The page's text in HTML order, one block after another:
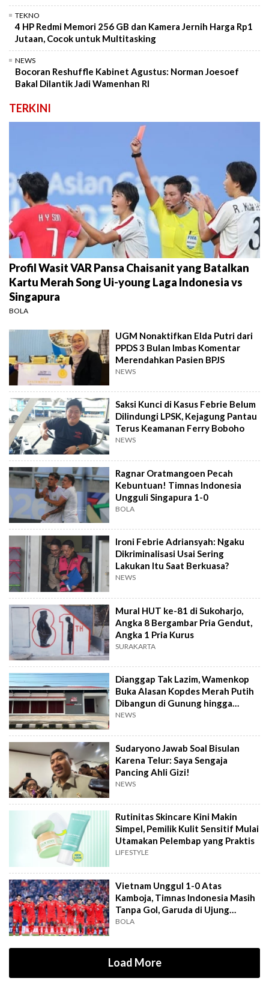
TEKNO
4 HP Redmi Memori 256 GB dan Kamera Jernih Harga Rp1
Jutaan, Cocok untuk Multitasking
NEWS
Bocoran Reshuffle Kabinet Agustus: Norman Joesoef
Bakal Dilantik Jadi Wamenhan RI
TERKINI
Profil Wasit VAR Pansa Chaisanit yang Batalkan
Kartu Merah Song Ui-young Laga Indonesia vs
Singapura
BOLA
UGM Nonaktifkan Elda Putri dari
PPDS 3 Bulan Imbas Komentar
Merendahkan Pasien BPJS
NEWS
Saksi Kunci di Kasus Febrie Belum
Dilindungi LPSK, Kejagung Pantau
Terus Keamanan Ferry Boboho
NEWS
Ragnar Oratmangoen Pecah
Kebuntuan! Timnas Indonesia
Ungguli Singapura 1-0
BOLA
Ironi Febrie Adriansyah: Ngaku
Dikriminalisasi Usai Sering
Lakukan Itu Saat Berkuasa?
NEWS
Mural HUT ke-81 di Sukoharjo,
Angka 8 Bergambar Pria Gendut,
Angka 1 Pria Kurus
SURAKARTA
Dianggap Tak Lazim, Wamenkop
Buka Alasan Kopdes Merah Putih
Dibangun di Gunung hingga
Dekat TPA
NEWS
Sudaryono Jawab Soal Bisulan
Karena Telur: Saya Sengaja
Pancing Ahli Gizi!
NEWS
Rutinitas Skincare Kini Makin
Simpel, Pemilik Kulit Sensitif Mulai
Utamakan Pelembap yang Praktis
LIFESTYLE
Vietnam Unggul 1-0 Atas
Kamboja, Timnas Indonesia Masih
Tanpa Gol, Garuda di Ujung
Tanduk
BOLA
Load More